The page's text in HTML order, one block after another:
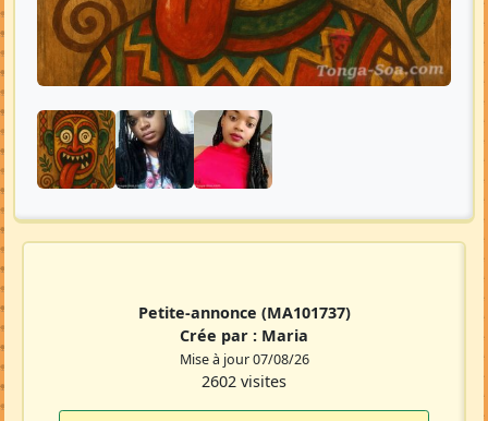
Petite-annonce (MA101737)
Crée par : Maria
Mise à jour 07/08/26
2602 visites